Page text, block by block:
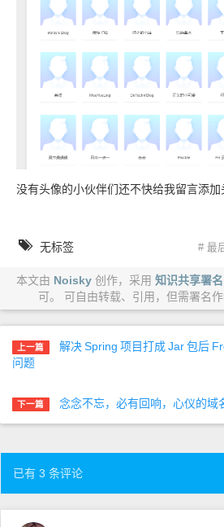
没有头像的小伙伴们还不快给我留言添加
无标签 # 最
本文由 Noisky创作，采用 知识共享署
可。 可自由转载、引用，但需署名作
上一篇 解决 Spring 项目打成 Jar 包后
问题
下一篇 念念不忘，必有回响，心仪的域
已有 3 条评论